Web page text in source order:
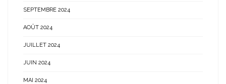
SEPTEMBRE 2024
AOÛT 2024
JUILLET 2024
JUIN 2024
MAI 2024